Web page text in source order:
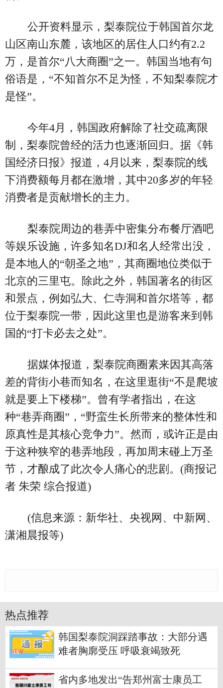
公开资料显示，梨泰院位于韩国首尔龙
山区南山东麓，该地区的居住人口约有2.2
万，是首尔“八大商圈”之一。韩国当地有句
俗语是，“不知首尔不足为怪，不知梨泰院才
是怪”。
今年4月，韩国政府解除了社交疏离限
制，梨泰院曾经的活力也逐渐回归。据《韩
国经济日报》报道，4月以来，梨泰院的线
下消费额每月都在激增，其中20多岁的年轻
消费者是贡献增长的主力。
梨泰院周边的巷弄中密集分布餐厅酒吧
等娱乐设施，许多知名DJ和名人经常出没，
是本地人的“朝圣之地”，其商圈地位类似于
北京的三里屯。除此之外，韩国著名的街区
和景点，例如弘大、仁寺洞和首尔塔等，都
位于梨泰院一带，因此这里也是游客来到韩
国的“打卡必去之处”。
据媒体报道，梨泰院商圈素来因其高落
差的背街小巷而知名，在这里逛街“不是爬坡
就是要上下楼梯”。曾有学者指出，在这
种“巷弄商圈”，“野蛮生长所带来的整体性和
原真性是其核心竞争力”。然而，或许正是由
于这种狭窄的巷弄地段，再加周末碰上万圣
节，才酿成了此次令人痛心的悲剧。(商报记
者 朱荣 综合报道)
(信息来源：新华社、央视网、中新网、
潇湘晨报等)
热点推荐
韩国梨泰院洞踩踏事故：大部分遇
难者胸廓受压 呼吸衰竭致死
省内多地发出“告郑州富士康员工